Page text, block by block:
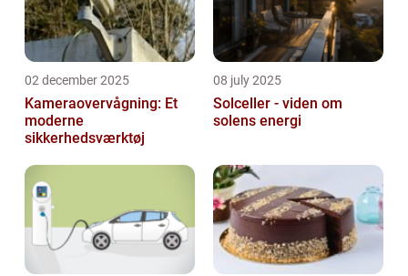
02 december 2025
Kameraovervågning: Et
moderne
sikkerhedsværktøj
08 july 2025
Solceller - viden om
solens energi